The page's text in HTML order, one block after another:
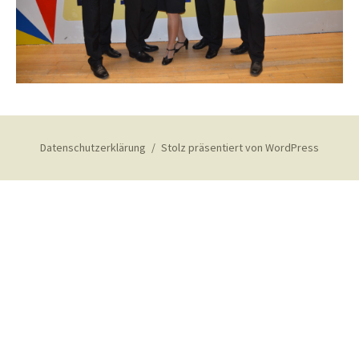
Datenschutzerklärung Stolz präsentiert von WordPress